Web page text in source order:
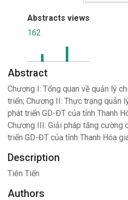
Abstracts views
162
Abstract
Chương I: Tổng quan về quản lý
triển; Chương II: Thực trạng quản
phát triển GD-ĐT của tỉnh Thanh
Chương III: Giải pháp tăng cường
triển GD-ĐT của tỉnh Thanh Hóa
Description
Tiên Tiến
Authors